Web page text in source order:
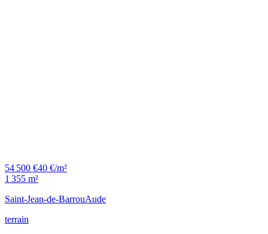
54 500 €40 €/m²
1 355 m²
Saint-Jean-de-BarrouAude
terrain